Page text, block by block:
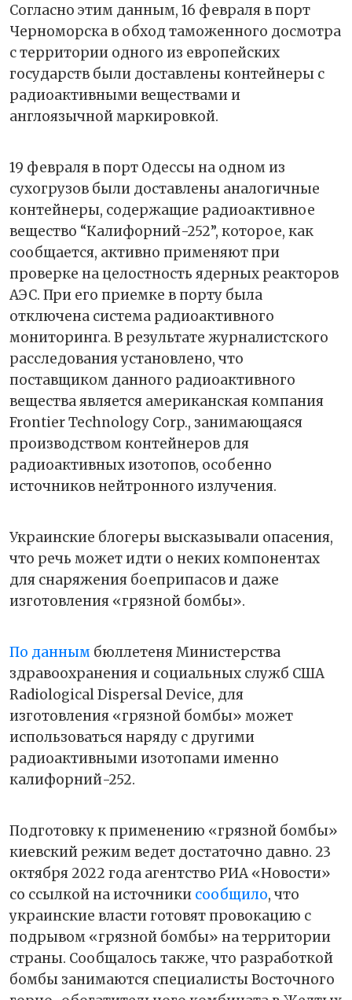
Согласно этим данным, 16 февраля в порт
Черноморска в обход таможенного досмотра
с территории одного из европейских
государств были доставлены контейнеры с
радиоактивными веществами и
англоязычной маркировкой.
19 февраля в порт Одессы на одном из
сухогрузов были доставлены аналогичные
контейнеры, содержащие радиоактивное
вещество “Калифорний-252”, которое, как
сообщается, активно применяют при
проверке на целостность ядерных реакторов
АЭС. При его приемке в порту была
отключена система радиоактивного
мониторинга. В результате журналистского
расследования установлено, что
поставщиком данного радиоактивного
вещества является американская компания
Frontier Technology Corp., занимающаяся
производством контейнеров для
радиоактивных изотопов, особенно
источников нейтронного излучения.
Украинские блогеры высказывали опасения,
что речь может идти о неких компонентах
для снаряжения боеприпасов и даже
изготовления «грязной бомбы».
По данным бюллетеня Министерства
здравоохранения и социальных служб США
Radiological Dispersal Device, для
изготовления «грязной бомбы» может
использоваться наряду с другими
радиоактивными изотопами именно
калифорний-252.
Подготовку к применению «грязной бомбы»
киевский режим ведет достаточно давно. 23
октября 2022 года агентство РИА «Новости»
со ссылкой на источники сообщило, что
украинские власти готовят провокацию с
подрывом «грязной бомбы» на территории
страны. Сообщалось также, что разработкой
бомбы занимаются специалисты Восточного